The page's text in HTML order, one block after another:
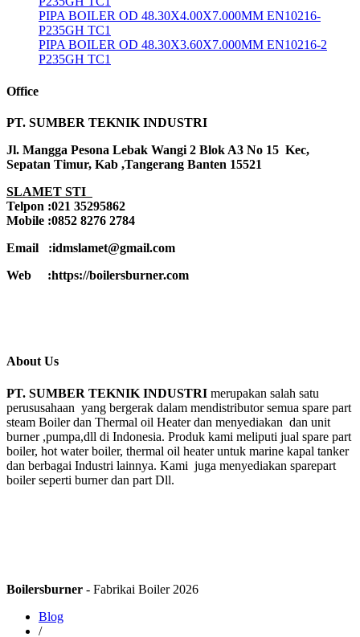
PIPA BOILER OD 48.30X4.00X7.000MM EN10216-
P235GH TC1
PIPA BOILER OD 48.30X3.60X7.000MM EN10216-2
P235GH TC1
Office
PT. SUMBER TEKNIK INDUSTRI
Jl. Mangga Pesona Lebak Wangi 2 Blok A3 No 15 Kec,
Sepatan Timur, Kab ,Tangerang Banten 15521
SLAMET STI
Telpon :021 35295862
Mobile :0852 8276 2784
Email :idmslamet@gmail.com
Web :https://boilersburner.com
About Us
PT. SUMBER TEKNIK INDUSTRI merupakan salah satu
perususahaan yang bergerak dalam mendistributor semua spare part
steam Boiler dan Thermal oil Heater dan menyediakan dan unit
burner ,pumpa,dll di Indonesia. Produk kami meliputi jual spare part
boiler, hot water boiler, thermal oil heater untuk marine kapal tanker
dan berbagai Industri lainnya. Kami juga menyediakan sparepart
boiler seperti burner dan part Dll.
Boilersburner - Fabrikai Boiler 2026
Blog
/